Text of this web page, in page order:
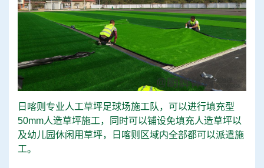
日喀则专业人工草坪足球场施工队，可以进行填充型
50mm人造草坪施工，同时可以铺设免填充人造草坪以
及幼儿园休闲用草坪，日喀则区域内全部都可以派遣施
工。